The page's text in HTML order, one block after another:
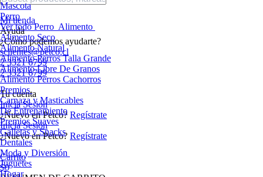
Mi tienda
Ayuda
¿Cómo podemos ayudarte?
sclientes@petco.cl
2 3321 6799
2 3321 6799
Tu cuenta
Inicia Sesión
¿Nuevo en Petco? Regístrate
Inicia Sesión
¿Nuevo en Petco? Regístrate
Carrito
$0
Mascota
Perro
Ver todo Perro Alimento
Alimento Seco
Alimento Natural
Alimento Perros Talla Grande
Alimento Libre De Granos
Alimento Perros Cachorros
Premios
Carnaza y Masticables
De Entrenamiento
Premios Suaves
Galletas y Snacks
Dentales
Moda y Diversión
Juguetes
Hogar